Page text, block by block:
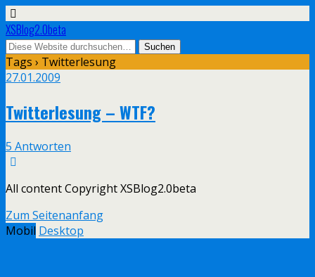
XSBlog2.0beta
Tags › Twitterlesung
27.01.2009
Twitterlesung – WTF?
5 Antworten
All content Copyright XSBlog2.0beta
Zum Seitenanfang
Mobil Desktop